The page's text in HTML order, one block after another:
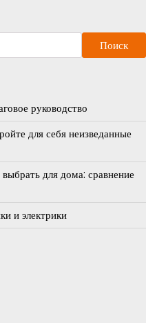
Поиск
руководство
для себя неизведанные
для дома: сравнение
и электрики